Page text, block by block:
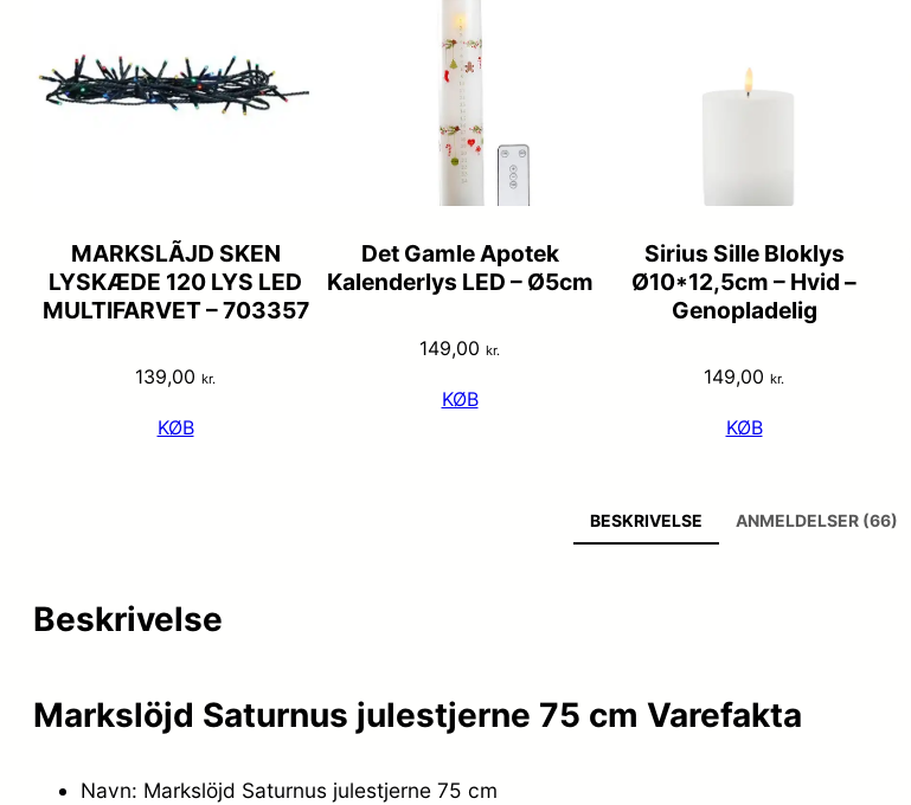
MARKSLÃJD SKEN
LYSKÆDE 120 LYS LED
MULTIFARVET – 703357
139,00 kr.
KØB
Det Gamle Apotek
Kalenderlys LED – Ø5cm
149,00 kr.
KØB
Sirius Sille Bloklys
Ø10*12,5cm – Hvid –
Genopladelig
149,00 kr.
KØB
BESKRIVELSE ANMELDELSER (66)
Beskrivelse
Markslöjd Saturnus julestjerne 75 cm Varefakta
Navn: Markslöjd Saturnus julestjerne 75 cm